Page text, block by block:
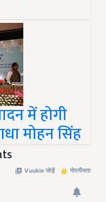
में होगी
मोहन सिंह